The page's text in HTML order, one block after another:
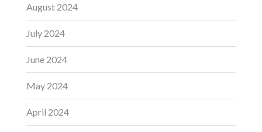
August 2024
July 2024
June 2024
May 2024
April 2024